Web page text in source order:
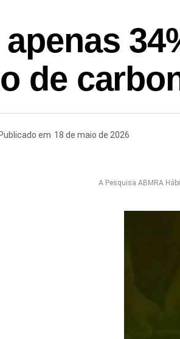
de
Publicado em 18 de maio de 2026
A Pesquisa ABMRA